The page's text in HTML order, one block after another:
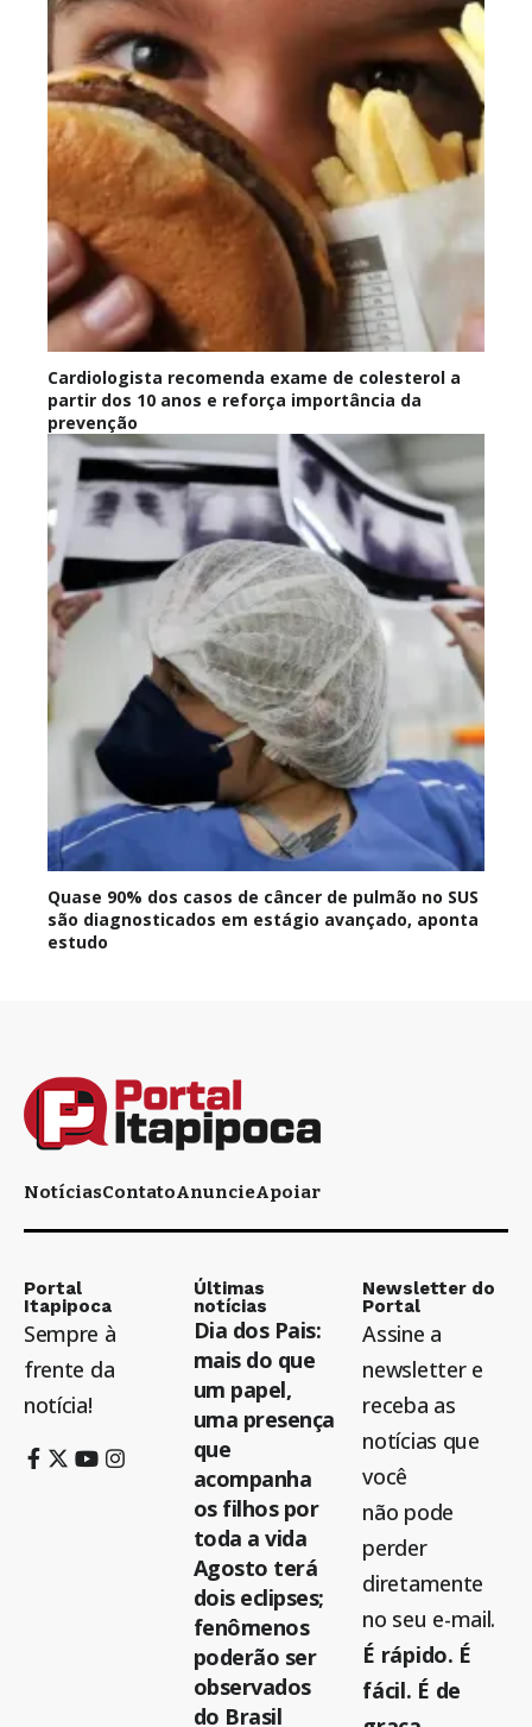
Cardiologista recomenda exame de colesterol a
partir dos 10 anos e reforça importância da
prevenção
Quase 90% dos casos de câncer de pulmão no SUS
são diagnosticados em estágio avançado, aponta
estudo
NotíciasContatoAnuncieApoiar
Portal
Itapipoca
Sempre à
frente da
notícia!
Últimas
notícias
Dia dos Pais:
mais do que
um papel,
uma presença
que
acompanha
os filhos por
toda a vida
Agosto terá
dois eclipses;
fenômenos
poderão ser
observados
do Brasil
Newsletter do
Portal
Assine a
newsletter e
receba as
notícias que
você
não pode
perder
diretamente
no seu e-mail.
É rápido. É
fácil. É de